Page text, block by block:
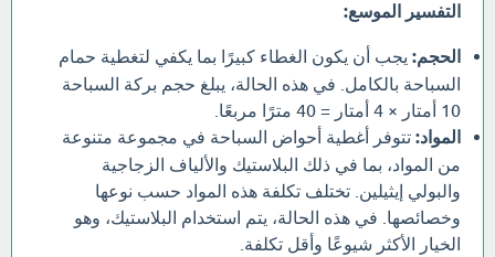
التفسير الموسع:
الحجم: يجب أن يكون الغطاء كبيرًا بما يكفي لتغطية حمام
السباحة بالكامل. في هذه الحالة، يبلغ حجم بركة السباحة
10 أمتار × 4 أمتار = 40 مترًا مربعًا.
المواد: تتوفر أغطية أحواض السباحة في مجموعة متنوعة
من المواد، بما في ذلك البلاستيك والألياف الزجاجية
والبولي إيثيلين. تختلف تكلفة هذه المواد حسب نوعها
وخصائصها. في هذه الحالة، يتم استخدام البلاستيك، وهو
الخيار الأكثر شيوعًا وأقل تكلفة.